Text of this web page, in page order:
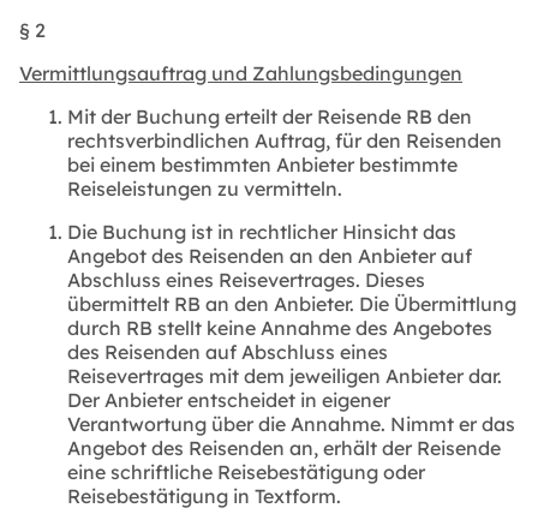
§ 2
Vermittlungsauftrag und Zahlungsbedingungen
Mit der Buchung erteilt der Reisende RB den
rechtsverbindlichen Auftrag, für den Reisenden
bei einem bestimmten Anbieter bestimmte
Reiseleistungen zu vermitteln.
Die Buchung ist in rechtlicher Hinsicht das
Angebot des Reisenden an den Anbieter auf
Abschluss eines Reisevertrages. Dieses
übermittelt RB an den Anbieter. Die Übermittlung
durch RB stellt keine Annahme des Angebotes
des Reisenden auf Abschluss eines
Reisevertrages mit dem jeweiligen Anbieter dar.
Der Anbieter entscheidet in eigener
Verantwortung über die Annahme. Nimmt er das
Angebot des Reisenden an, erhält der Reisende
eine schriftliche Reisebestätigung oder
Reisebestätigung in Textform.